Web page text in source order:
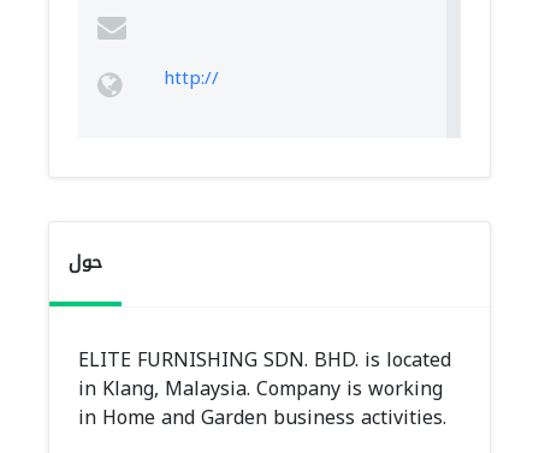
http://
حول
ELITE FURNISHING SDN. BHD. is located
in Klang, Malaysia. Company is working
in Home and Garden business activities.